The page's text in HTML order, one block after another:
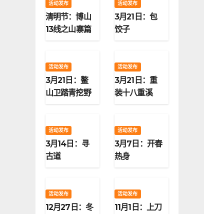
活动发布
清明节：博山
13线之山寨篇
活动发布
3月21日：包
饺子
活动发布
3月21日：鳌
山卫踏青挖野
活动发布
3月21日：重
装十八重溪
活动发布
3月14日：寻
古道
活动发布
3月7日：开春
热身
活动发布
12月27日：冬
活动发布
11月1日：上刀